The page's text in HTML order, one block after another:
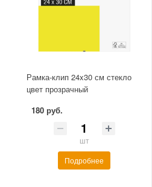
Рамка-клип 24x30 см стекло
цвет прозрачный
180 руб.
шт
Подробнее